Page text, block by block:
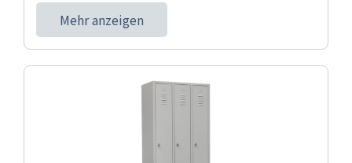
Mehr anzeigen